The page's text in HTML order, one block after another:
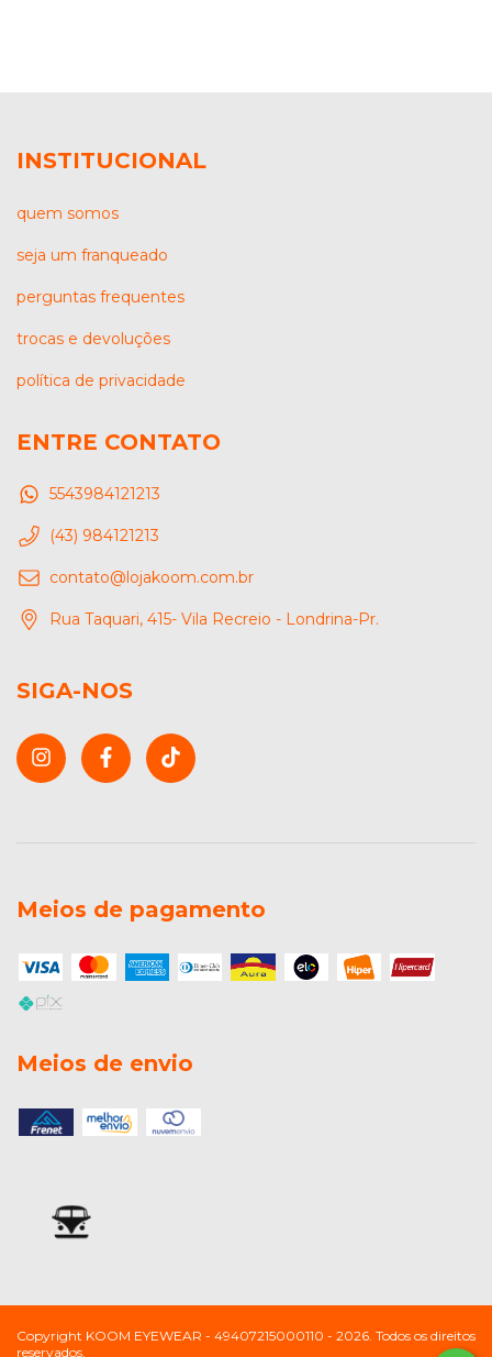
INSTITUCIONAL
quem somos
seja um franqueado
perguntas frequentes
trocas e devoluções
política de privacidade
ENTRE CONTATO
5543984121213
(43) 984121213
contato@lojakoom.com.br
Rua Taquari, 415- Vila Recreio - Londrina-Pr.
SIGA-NOS
Meios de pagamento
Meios de envio
Copyright KOOM EYEWEAR - 49407215000110 - 2026. Todos os direitos
reservados.